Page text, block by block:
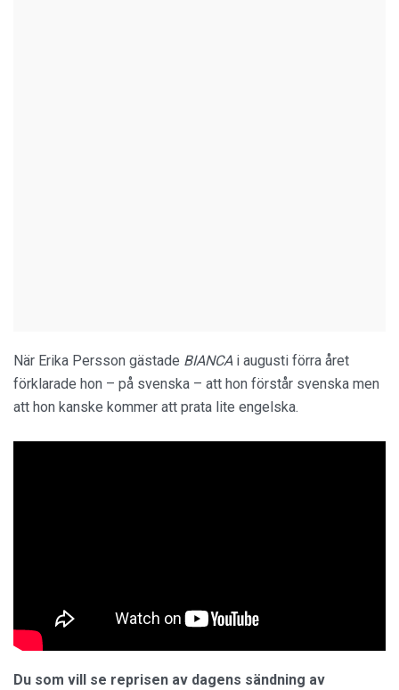
När Erika Persson gästade BIANCAi augusti förra året
förklarade hon – på svenska – att hon förstår svenska men
att hon kanske kommer att prata lite engelska.
Du som vill se reprisen av dagens sändning av